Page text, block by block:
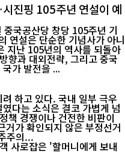
진핑 105주년 연설이 예
국공산당 창당 105주년 기
연설은 단순한 기념사가 아니
지난 105년의 역사를 되돌아
향과 대외전략, 그리고 중국
가 발전을 ...
하고 있다. 국내 일부 극우
다는 소식은 결코 가볍게 넘
책 경쟁이나 건전한 비판이
거가 확인되지 않은 부정선거
주의...